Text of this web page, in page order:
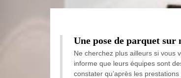
Une pose de parquet sur
Ne cherchez plus ailleurs si vous
informe que leurs équipes sont
constater qu’après les